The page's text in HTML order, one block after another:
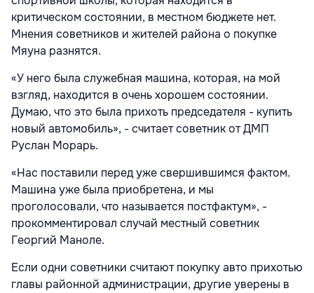
критическом состоянии, в местном бюджете нет.
Мнения советников и жителей района о покупке
Мяуна разнятся.
«У него была служебная машина, которая, на мой
взгляд, находится в очень хорошем состоянии.
Думаю, что это была прихоть председателя - купить
новый автомобиль», - считает советник от ДМП
Руслан Морарь.
«Нас поставили перед уже свершившимся фактом.
Машина уже была приобретена, и мы
проголосовали, что называется постфактум», -
прокомментировал случай местный советник
Георгий Маноле.
Если одни советники считают покупку авто прихотью
главы районной администрации, другие уверены в